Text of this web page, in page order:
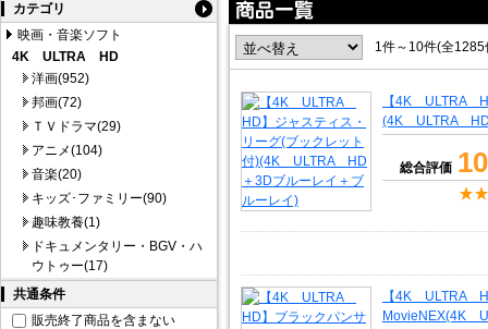
カテゴリ
映画・音楽ソフト
4K ULTRA HD
洋画(952)
邦画(72)
ＴＶドラマ(29)
アニメ(104)
音楽(20)
キッズ･ファミリー(90)
趣味教養(1)
ドキュメンタリー・BGV・ハ
ウトゥー(17)
共通条件
販売終了商品を含まない
1件～10件(全
【4K ULTRA
(4K ULTRA HD
総合評価
【4K ULTRA
MovieNEX(4K